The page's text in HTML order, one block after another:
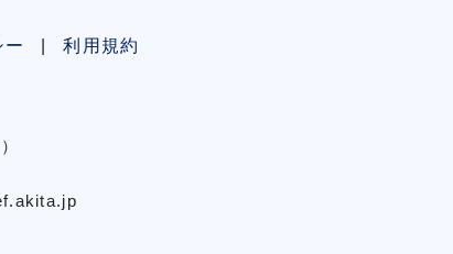
ー 利用規約
）